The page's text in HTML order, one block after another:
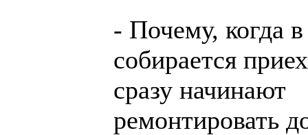
- Почему, когда
собирается
сразу начинают
ремонтировать